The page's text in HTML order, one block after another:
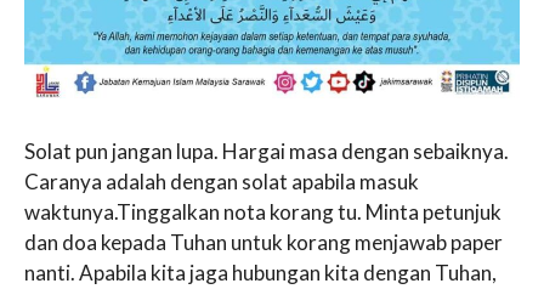
Solat pun jangan lupa. Hargai masa dengan sebaiknya.
Caranya adalah dengan solat apabila masuk
waktunya.Tinggalkan nota korang tu. Minta petunjuk
dan doa kepada Tuhan untuk korang menjawab paper
nanti. Apabila kita jaga hubungan kita dengan Tuhan,